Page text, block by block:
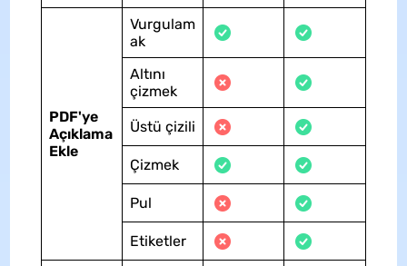
PDF'ye
Açıklama
Ekle
Vurgulam
ak
Altını
çizmek
Üstü çizili
Çizmek
Pul
Etiketler